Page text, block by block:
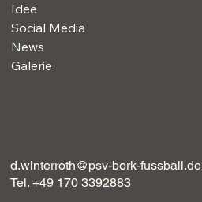
d.winterroth@psv-bork-fussball.de
Tel. +49 170 3392883
Idee
Social Media
News
Galerie